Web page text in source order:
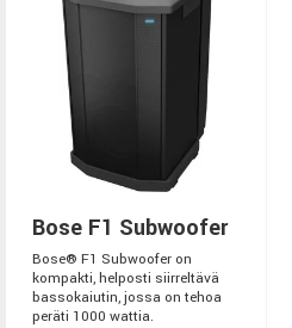
Bose F1 Subwoofer
Bose® F1 Subwoofer on
kompakti, helposti siirreltävä
bassokaiutin, jossa on tehoa
peräti 1000 wattia.